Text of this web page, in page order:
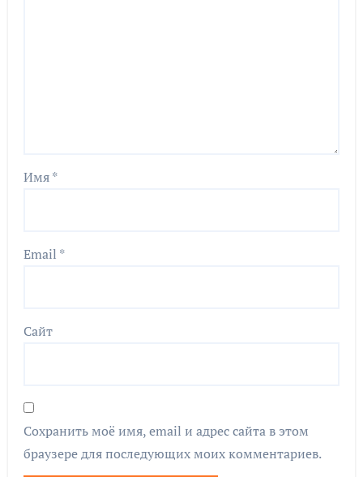
Имя*
Email *
Сайт
Сохранить моё имя, email и адрес сайта в этом
браузере для последующих моих комментариев.